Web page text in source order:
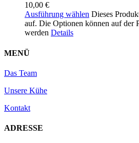
10,00 €
Ausführung wählen Dieses
auf. Die Optionen können auf der
werden Details
MENÜ
Das Team
Unsere Kühe
Kontakt
ADRESSE